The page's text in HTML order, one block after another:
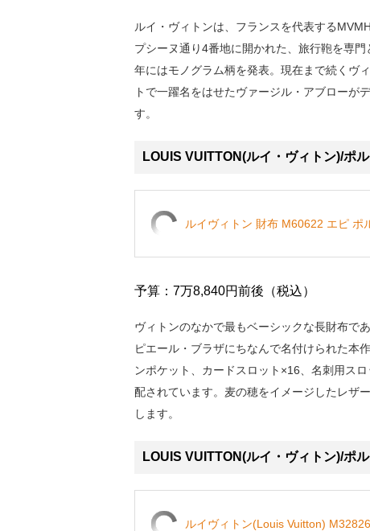
ルイ・ヴィトンは、フランスを代表する
プシーヌ通り4番地に開かれた、旅行鞄を専
年にはモノグラム柄を発表。現在まで続くヴ
トで一躍名をはせたヴァージル・アブローが
す。
LOUIS VUITTON(ルイ・ヴィトン)/ポ
ルイヴィトン 財布 M60622 エピ ポ
予算：7万8,840円前後（税込）
ヴィトンのなかで最もベーシックな長財布で
ピエール・ブラザにちなんで名付けられた本
ンポケット、カードスロット×16、名刺用ス
配されています。麦の穂をイメージしたレザ
します。
LOUIS VUITTON(ルイ・ヴィトン)/ポ
ルイヴィトン(Louis Vuitton)